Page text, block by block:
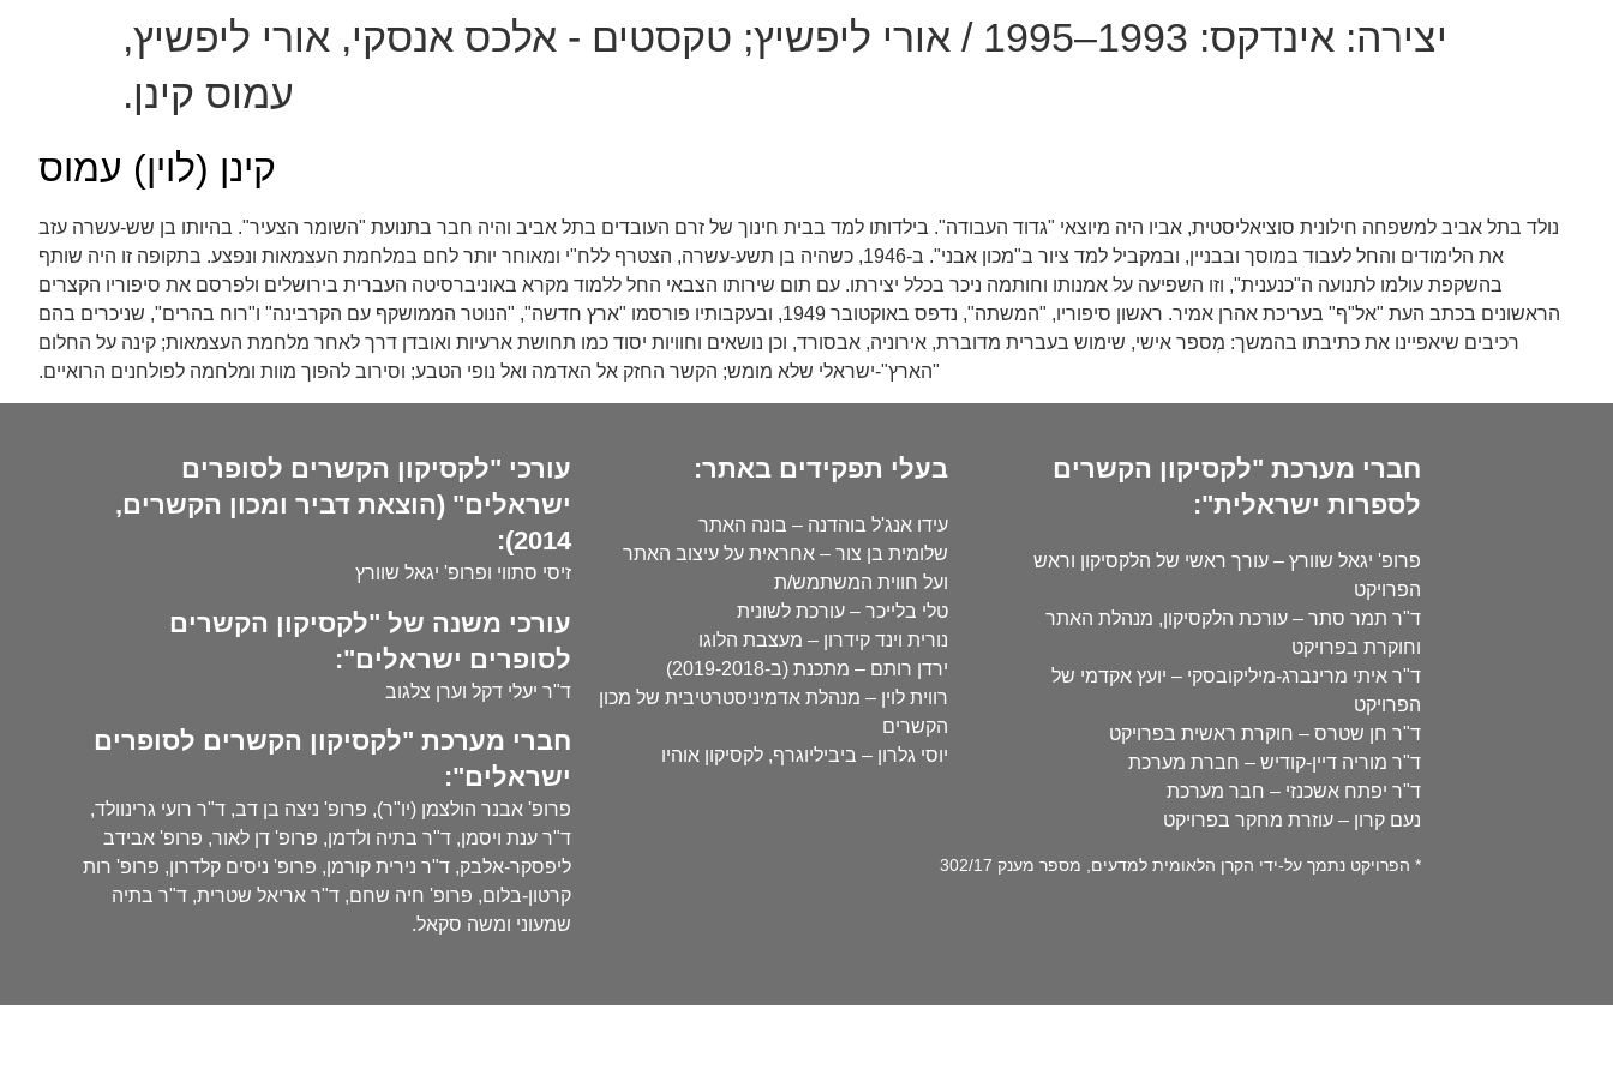
יצירה:
אינדקס: 1993–1995 / אורי ליפשיץ; טקסטים - אלכס אנסקי, אורי ליפשיץ,
עמוס קינן.
קינן (לוין) עמוס
נולד בתל אביב למשפחה חילונית סוציאליסטית, אביו היה מיוצאי "גדוד העבודה". בילדותו למד בבית חינוך של זרם העובדים בתל אביב והיה חבר בתנועת "השומר הצעיר". בהיותו בן שש-עשרה עזב
את הלימודים והחל לעבוד במוסך ובבניין, ובמקביל למד ציור ב"מכון אבני". ב-1946, כשהיה בן תשע-עשרה, הצטרף ללח"י ומאוחר יותר לחם במלחמת העצמאות ונפצע. בתקופה זו היה שותף
בהשקפת עולמו לתנועה ה"כנענית", וזו השפיעה על אמנותו וחותמה ניכר בכלל יצירתו. עם תום שירותו הצבאי החל ללמוד מקרא באוניברסיטה העברית בירושלים ולפרסם את סיפוריו הקצרים
הראשונים בכתב העת "אל"ף" בעריכת אהרן אמיר. ראשון סיפוריו, "המשתה", נדפס באוקטובר 1949, ובעקבותיו פורסמו "ארץ חדשה", "הנוטר הממושקף עם הקרבינה" ו"רוח בהרים", שניכרים בהם
רכיבים שיאפיינו את כתיבתו בהמשך: מְספר אישי, שימוש בעברית מדוברת, אירוניה, אבסורד, וכן נושאים וחוויות יסוד כמו תחושת ארעיות ואובדן דרך לאחר מלחמת העצמאות; קינה על החלום
"הארץ"-ישראלי שלא מומש; הקשר החזק אל האדמה ואל נופי הטבע; וסירוב להפוך מוות ומלחמה לפולחנים הרואיים.
חברי מערכת "לקסיקון הקשרים
לספרות ישראלית":
פרופ' יגאל שוורץ – עורך ראשי של הלקסיקון וראש
הפרויקט
ד"ר תמר סתר – עורכת הלקסיקון, מנהלת האתר
וחוקרת בפרויקט
ד"ר איתי מרינברג-מיליקובסקי – יועץ אקדמי של
הפרויקט
ד"ר חן שטרס – חוקרת ראשית בפרויקט
ד"ר מוריה דיין-קודיש – חברת מערכת
ד"ר יפתח אשכנזי – חבר מערכת
נעם קרון – עוזרת מחקר בפרויקט
בעלי תפקידים באתר:
עידו אנג'ל בוהדנה – בונה האתר
שלומית בן צור – אחראית על עיצוב האתר
ועל חווית המשתמש/ת
טלי בלייכר – עורכת לשונית
נורית וינד קידרון – מעצבת הלוגו
ירדן רותם – מתכנת (ב-2019-2018)
רווית לוין – מנהלת אדמיניסטרטיבית של מכון
הקשרים
יוסי גלרון – ביביליוגרף, לקסיקון אוהיו
* הפרויקט נתמך על-ידי הקרן הלאומית למדעים, מספר מענק 302/17
עורכי "לקסיקון הקשרים לסופרים
ישראלים" (הוצאת דביר ומכון הקשרים,
2014):
זיסי סתווי ופרופ' יגאל שוורץ
עורכי משנה של "לקסיקון הקשרים
לסופרים ישראלים":
ד"ר יעלי דקל וערן צלגוב
חברי מערכת "לקסיקון הקשרים לסופרים
ישראלים":
פרופ' אבנר הולצמן (יו"ר), פרופ' ניצה בן דב, ד"ר רועי גרינוולד,
ד"ר ענת ויסמן, ד"ר בתיה ולדמן, פרופ' דן לאור, פרופ' אבידב
ליפסקר-אלבק, ד"ר נירית קורמן, פרופ' ניסים קלדרון, פרופ' רות
קרטון-בלום, פרופ' חיה שחם, ד"ר אריאל שטרית, ד"ר בתיה
שמעוני ומשה סקאל.